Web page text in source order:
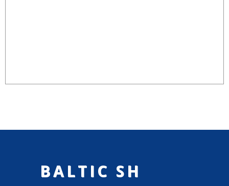
BALTIC SH